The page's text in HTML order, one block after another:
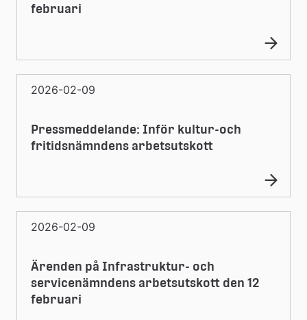
februari
2026-02-09
Pressmeddelande: Inför kultur-och
fritidsnämndens arbetsutskott
2026-02-09
Ärenden på Infrastruktur- och
servicenämndens arbetsutskott den 12
februari